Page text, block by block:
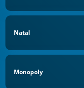
Natal
Monopoly